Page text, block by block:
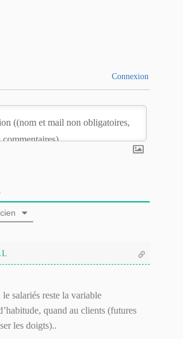
Connexion
salariés reste la variable
quand au clients (futures
les doigts)..